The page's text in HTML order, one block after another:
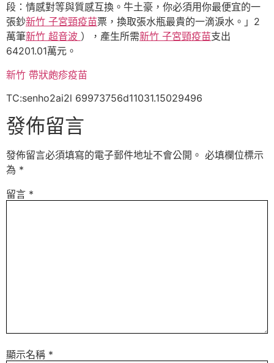
段：情感對等與質感互換。牛土豪，你必須用你最便宜的一
張鈔新竹 子宮頸疫苗票，換取張水瓶最貴的一滴淚水。」2
萬筆新竹 超音波 ），產生所需新竹 子宮頸疫苗支出
64201.01萬元。
新竹 帶狀皰疹疫苗
TC:senho2ai2l 69973756d11031.15029496
發佈留言
發佈留言必須填寫的電子郵件地址不會公開。 必填欄位標示
為 *
留言 *
顯示名稱 *